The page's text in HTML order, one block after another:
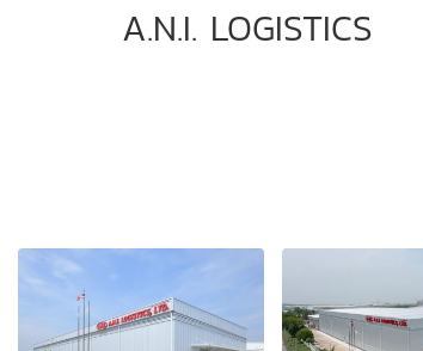
A.N.I. LOGISTICS